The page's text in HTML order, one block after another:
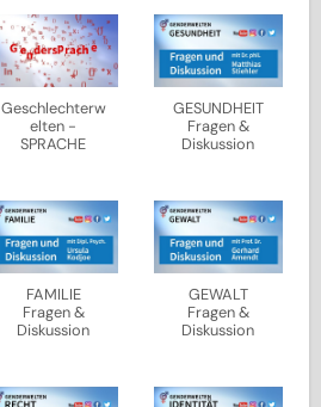
Geschlechterw
elten -
SPRACHE
GESUNDHEIT
Fragen &
Diskussion
FAMILIE
Fragen &
Diskussion
GEWALT
Fragen &
Diskussion